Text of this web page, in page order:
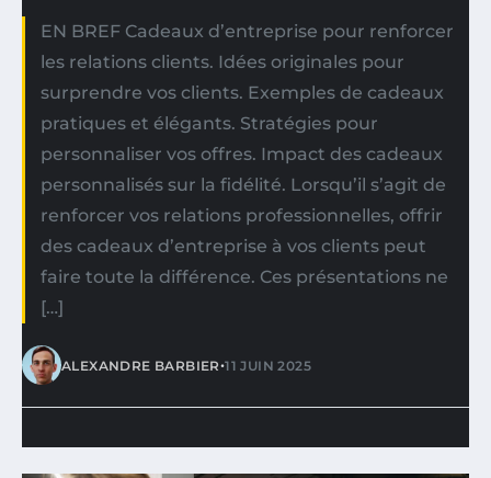
EN BREF Cadeaux d’entreprise pour renforcer
les relations clients. Idées originales pour
surprendre vos clients. Exemples de cadeaux
pratiques et élégants. Stratégies pour
personnaliser vos offres. Impact des cadeaux
personnalisés sur la fidélité. Lorsqu’il s’agit de
renforcer vos relations professionnelles, offrir
des cadeaux d’entreprise à vos clients peut
faire toute la différence. Ces présentations ne
[…]
ALEXANDRE BARBIER•11 JUIN 2025